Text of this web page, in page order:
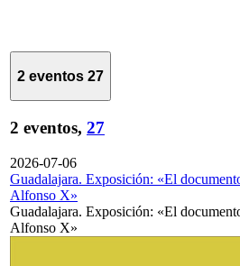
2 eventos 27
2 eventos, 27
2026-07-06
Guadalajara. Exposición: «El
Alfonso X»
Guadalajara. Exposición: «El
Alfonso X»